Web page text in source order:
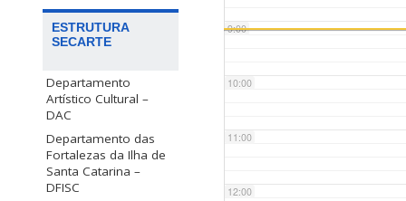
ESTRUTURA
SECARTE
Departamento
Artístico Cultural –
DAC
Departamento das
Fortalezas da Ilha de
Santa Catarina –
DFISC
9:00
10:00
11:00
12:00